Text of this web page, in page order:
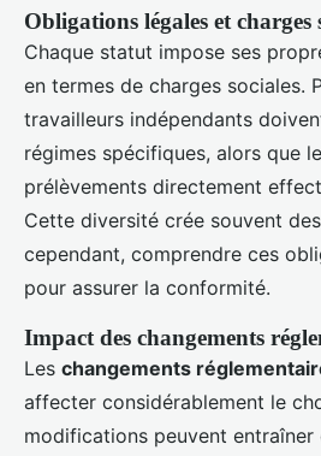
Obligations légales et charges
Chaque statut impose ses
en termes de charges sociales.
travailleurs indépendants
régimes spécifiques, alors que
prélèvements directement
Cette diversité crée souvent
cependant, comprendre ces
pour assurer la conformité.
Impact des changements
Les changements
affecter considérablement le
modifications peuvent entraîner